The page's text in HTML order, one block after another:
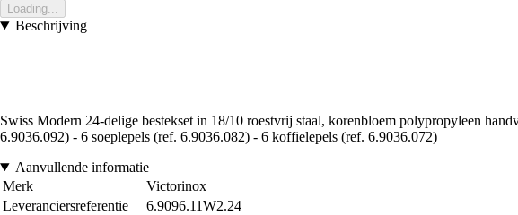
Loading...
Beschrijving
Swiss Modern 24-delige bestekset in 18/10 roestvrij staal, korenbloem polypropyleen
6.9036.092) - 6 soeplepels (ref. 6.9036.082) - 6 koffielepels (ref. 6.9036.072)
Aanvullende informatie
Merk
Victorinox
Leveranciersreferentie
6.9096.11W2.24